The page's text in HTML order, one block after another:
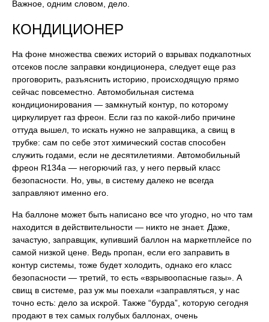
Важное, одним словом, дело.
КОНДИЦИОНЕР
На фоне множества свежих историй о взрывах подкапотных
отсеков после заправки кондиционера, следует еще раз
проговорить, разъяснить историю, происходящую прямо
сейчас повсеместно. Автомобильная система
кондиционирования — замкнутый контур, по которому
циркулирует газ фреон. Если газ по какой-либо причине
оттуда вышел, то искать нужно не заправщика, а свищ в
трубке: сам по себе этот химический состав способен
служить годами, если не десятилетиями. Автомобильный
фреон R134а — негорючий газ, у него первый класс
безопасности. Но, увы, в систему далеко не всегда
заправляют именно его.
На баллоне может быть написано все что угодно, но что там
находится в действительности — никто не знает. Даже,
зачастую, заправщик, купивший баллон на маркетплейсе по
самой низкой цене. Ведь пропан, если его заправить в
контур системы, тоже будет холодить, однако его класс
безопасности — третий, то есть «взрывоопасные газы». А
свищ в системе, раз уж мы поехали «заправляться, у нас
точно есть: дело за искрой. Также “бурда”, которую сегодня
продают в тех самых голубых баллонах, очень